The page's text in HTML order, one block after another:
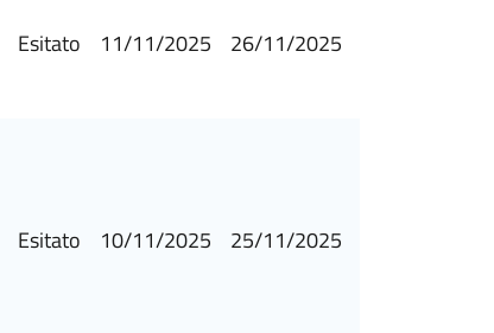
Esitato 11/11/2025 26/11/2025
Esitato 10/11/2025 25/11/2025